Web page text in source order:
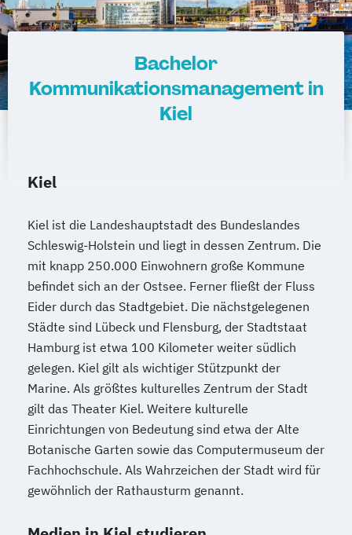
Bachelor
Kommunikationsmanagement in
Kiel
Kiel
Kiel ist die Landeshauptstadt des Bundeslandes
Schleswig-Holstein und liegt in dessen Zentrum. Die
mit knapp 250.000 Einwohnern große Kommune
befindet sich an der Ostsee. Ferner fließt der Fluss
Eider durch das Stadtgebiet. Die nächstgelegenen
Städte sind Lübeck und Flensburg, der Stadtstaat
Hamburg ist etwa 100 Kilometer weiter südlich
gelegen. Kiel gilt als wichtiger Stützpunkt der
Marine. Als größtes kulturelles Zentrum der Stadt
gilt das Theater Kiel. Weitere kulturelle
Einrichtungen von Bedeutung sind etwa der Alte
Botanische Garten sowie das Computermuseum der
Fachhochschule. Als Wahrzeichen der Stadt wird für
gewöhnlich der Rathausturm genannt.